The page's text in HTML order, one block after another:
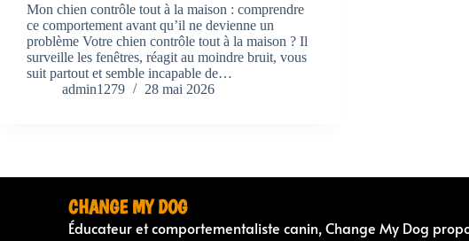
Mon chien contrôle tout à la maison : comprendre
ce comportement avant qu’il ne devienne un
problème Votre chien contrôle tout à la maison ? Il
surveille les fenêtres, réagit au moindre bruit, vous
suit partout et semble incapable de…
admin1279
28 mai 2026
CHANGE MY DOG
Éducateur et comportementaliste canin, Change My Dog